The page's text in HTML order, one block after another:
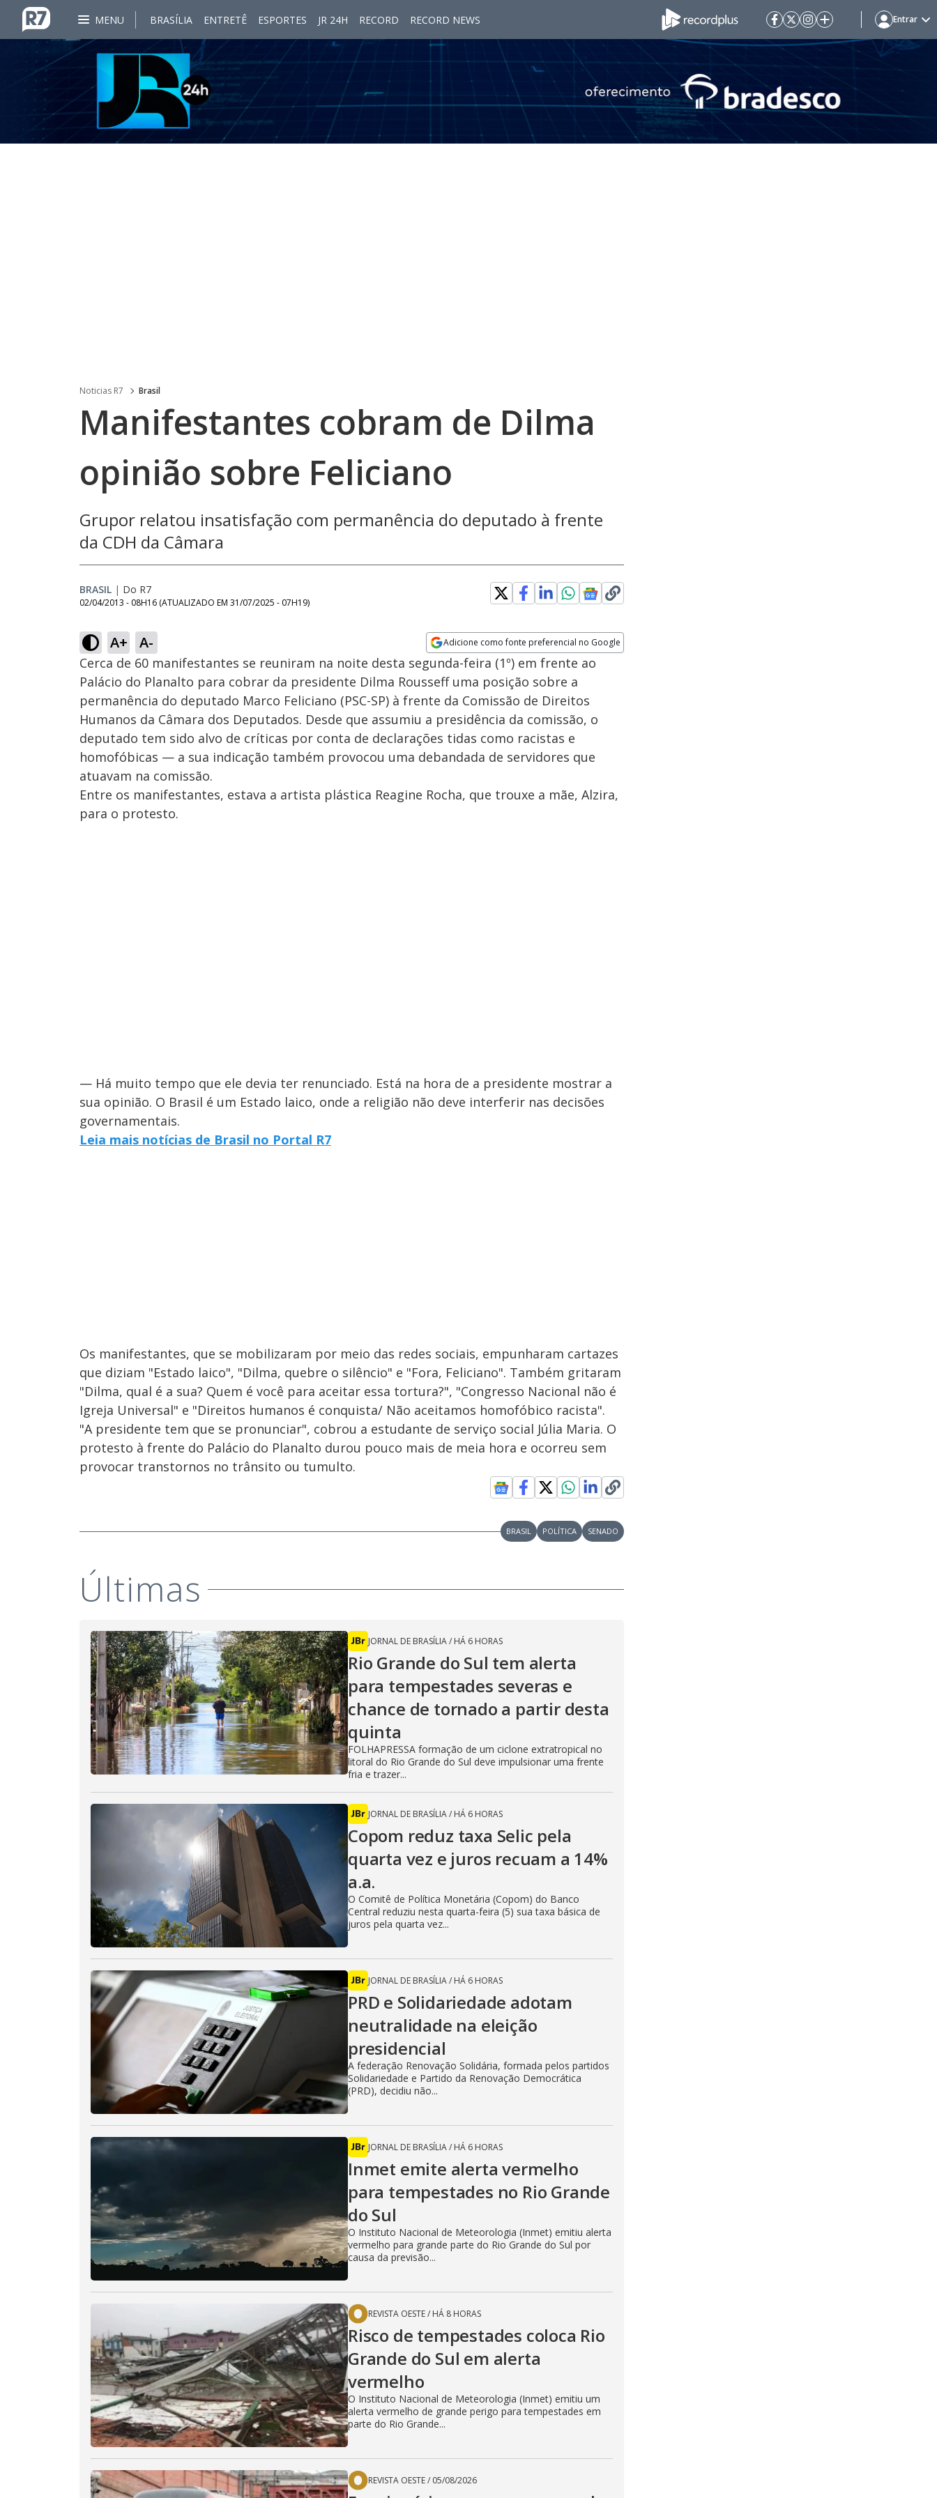
MENU BRASÍLIA ENTRETÊ ESPORTES JR 24H RECORD RECORD NEWS Entrar
Noticias R7 Brasil
Manifestantes cobram de Dilma
opinião sobre Feliciano
Grupor relatou insatisfação com permanência do deputado à frente
da CDH da Câmara
BRASIL | Do R7
02/04/2013 - 08H16 (ATUALIZADO EM 31/07/2025 - 07H19)
A+ A- Adicione como fonte preferencial no Google
Opens in new window
Cerca de 60 manifestantes se reuniram na noite desta segunda-feira (1º) em frente ao
Palácio do Planalto para cobrar da presidente Dilma Rousseff uma posição sobre a
permanência do deputado Marco Feliciano (PSC-SP) à frente da Comissão de Direitos
Humanos da Câmara dos Deputados. Desde que assumiu a presidência da comissão, o
deputado tem sido alvo de críticas por conta de declarações tidas como racistas e
homofóbicas — a sua indicação também provocou uma debandada de servidores que
atuavam na comissão.
Entre os manifestantes, estava a artista plástica Reagine Rocha, que trouxe a mãe, Alzira,
para o protesto.
— Há muito tempo que ele devia ter renunciado. Está na hora de a presidente mostrar a
sua opinião. O Brasil é um Estado laico, onde a religião não deve interferir nas decisões
governamentais.
Leia mais notícias de Brasil no Portal R7
Os manifestantes, que se mobilizaram por meio das redes sociais, empunharam cartazes
que diziam "Estado laico", "Dilma, quebre o silêncio" e "Fora, Feliciano". Também gritaram
"Dilma, qual é a sua? Quem é você para aceitar essa tortura?", "Congresso Nacional não é
Igreja Universal" e "Direitos humanos é conquista/ Não aceitamos homofóbico racista".
"A presidente tem que se pronunciar", cobrou a estudante de serviço social Júlia Maria. O
protesto à frente do Palácio do Planalto durou pouco mais de meia hora e ocorreu sem
provocar transtornos no trânsito ou tumulto.
BRASIL POLÍTICA SENADO
Últimas
JORNAL DE BRASÍLIA/ HÁ 6 HORAS
Rio Grande do Sul tem alerta
para tempestades severas e
chance de tornado a partir desta
quinta
FOLHAPRESSA formação de um ciclone extratropical no
litoral do Rio Grande do Sul deve impulsionar uma frente
fria e trazer...
JORNAL DE BRASÍLIA/ HÁ 6 HORAS
Copom reduz taxa Selic pela
quarta vez e juros recuam a 14%
a.a.
O Comitê de Política Monetária (Copom) do Banco
Central reduziu nesta quarta-feira (5) sua taxa básica de
juros pela quarta vez...
JORNAL DE BRASÍLIA/ HÁ 6 HORAS
PRD e Solidariedade adotam
neutralidade na eleição
presidencial
A federação Renovação Solidária, formada pelos partidos
Solidariedade e Partido da Renovação Democrática
(PRD), decidiu não...
JORNAL DE BRASÍLIA/ HÁ 6 HORAS
Inmet emite alerta vermelho
para tempestades no Rio Grande
do Sul
O Instituto Nacional de Meteorologia (Inmet) emitiu alerta
vermelho para grande parte do Rio Grande do Sul por
causa da previsão...
REVISTA OESTE/ HÁ 8 HORAS
Risco de tempestades coloca Rio
Grande do Sul em alerta
vermelho
O Instituto Nacional de Meteorologia (Inmet) emitiu um
alerta vermelho de grande perigo para tempestades em
parte do Rio Grande...
REVISTA OESTE/ 05/08/2026